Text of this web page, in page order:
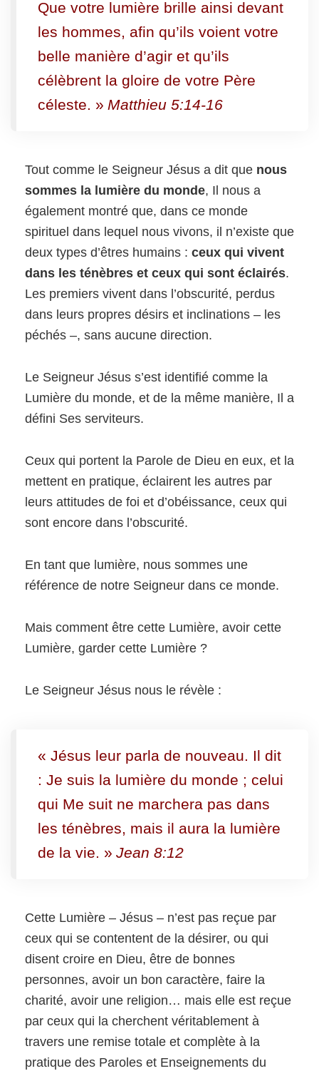
Que votre lumière brille ainsi devant
les hommes, afin qu’ils voient votre
belle manière d’agir et qu’ils
célèbrent la gloire de votre Père
céleste. » Matthieu 5:14-16
Tout comme le Seigneur Jésus a dit que nous
sommes la lumière du monde, Il nous a
également montré que, dans ce monde
spirituel dans lequel nous vivons, il n’existe que
deux types d’êtres humains : ceux qui vivent
dans les ténèbres et ceux qui sont éclairés.
Les premiers vivent dans l’obscurité, perdus
dans leurs propres désirs et inclinations – les
péchés –, sans aucune direction.
Le Seigneur Jésus s’est identifié comme la
Lumière du monde, et de la même manière, Il a
défini Ses serviteurs.
Ceux qui portent la Parole de Dieu en eux, et la
mettent en pratique, éclairent les autres par
leurs attitudes de foi et d’obéissance, ceux qui
sont encore dans l’obscurité.
En tant que lumière, nous sommes une
référence de notre Seigneur dans ce monde.
Mais comment être cette Lumière, avoir cette
Lumière, garder cette Lumière ?
Le Seigneur Jésus nous le révèle :
« Jésus leur parla de nouveau. Il dit
: Je suis la lumière du monde ; celui
qui Me suit ne marchera pas dans
les ténèbres, mais il aura la lumière
de la vie. » Jean 8:12
Cette Lumière – Jésus – n’est pas reçue par
ceux qui se contentent de la désirer, ou qui
disent croire en Dieu, être de bonnes
personnes, avoir un bon caractère, faire la
charité, avoir une religion… mais elle est reçue
par ceux qui la cherchent véritablement à
travers une remise totale et complète à la
pratique des Paroles et Enseignements du